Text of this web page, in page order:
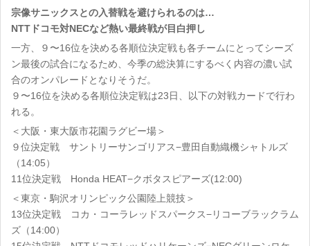
宗像サニックスとの入替戦を避けられるのは…
NTTドコモ対NECなど熱い最終戦が目白押し
一方、９〜16位を決める各順位決定戦も各チームにとってシーズ
ン最後の試合になるため、今季の総決算にするべく内容の濃い試
合のオンパレードとなりそうだ。
９〜16位を決める各順位決定戦は23日、以下の対戦カードで行わ
れる。
＜大阪・東大阪市花園ラグビー場＞
９位決定戦 サントリーサンゴリアス−豊田自動織機シャトルズ
（14:05）
11位決定戦 Honda HEAT−クボタスピアーズ(12:00)
＜東京・駒沢オリンピック公園陸上競技＞
13位決定戦 コカ・コーラレッドスパークス−リコーブラックラム
ズ（14:00）